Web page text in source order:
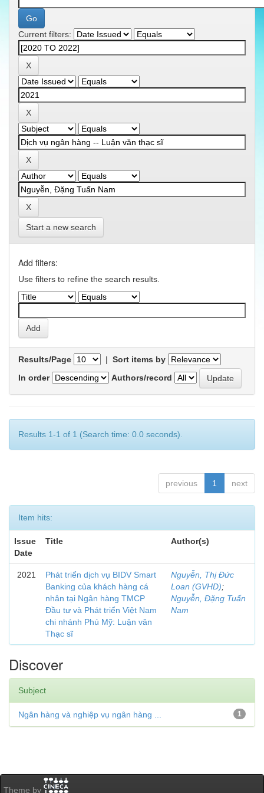
Current filters:
Start a new search
Add filters:
Use filters to refine the search results.
Results/Page | Sort items by
In order
Authors/record
Results 1-1 of 1 (Search time: 0.0 seconds).
previous 1 next
Item hits:
Issue
Date
Title Author(s)
2021
Phát triển dịch vụ BIDV Smart
Banking của khách hàng cá
nhân tại Ngân hàng TMCP
Đầu tư và Phát triển Việt Nam
chi nhánh Phú Mỹ: Luận văn
Thạc sĩ
Nguyễn, Thị Đức
Loan (GVHD);
Nguyễn, Đặng Tuấn
Nam
Discover
Subject
1
Ngân hàng và nghiệp vụ ngân hàng ...
Theme by